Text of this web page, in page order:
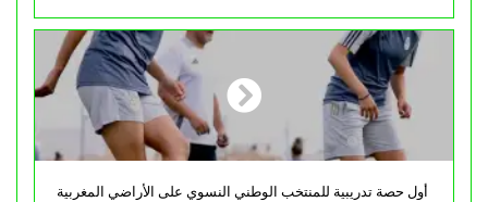
أول حصة تدريبية للمنتخب الوطني النسوي على الأراضي المغربية